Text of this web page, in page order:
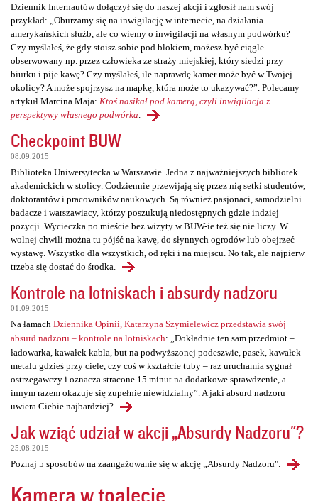
Dziennik Internautów dołączył się do naszej akcji i zgłosił nam swój
przykład: „Oburzamy się na inwigilację w internecie, na działania
amerykańskich służb, ale co wiemy o inwigilacji na własnym podwórku?
Czy myślałeś, że gdy stoisz sobie pod blokiem, możesz być ciągle
obserwowany np. przez człowieka ze straży miejskiej, który siedzi przy
biurku i pije kawę? Czy myślałeś, ile naprawdę kamer może być w Twojej
okolicy? A może spojrzysz na mapkę, która może to ukazywać?”. Polecamy
artykuł Marcina Maja: Ktoś nasikał pod kamerą, czyli inwigilacja z
perspektywy własnego podwórka
Checkpoint BUW
08.09.2015
Biblioteka Uniwersytecka w Warszawie. Jedna z najważniejszych bibliotek
akademickich w stolicy. Codziennie przewijają się przez nią setki studentów,
doktorantów i pracowników naukowych. Są również pasjonaci, samodzielni
badacze i warszawiacy, którzy poszukują niedostępnych gdzie indziej
pozycji. Wycieczka po mieście bez wizyty w BUW-ie też się nie liczy. W
wolnej chwili można tu pójść na kawę, do słynnych ogrodów lub obejrzeć
wystawę. Wszystko dla wszystkich, od ręki i na miejscu. No tak, ale najpierw
trzeba się dostać do środka.
Kontrole na lotniskach i absurdy nadzoru
01.09.2015
Na łamach Dziennika Opinii, Katarzyna Szymielewicz przedstawia swój
absurd nadzoru – kontrole na lotniskach: „Dokładnie ten sam przedmiot –
ładowarka, kawałek kabla, but na podwyższonej podeszwie, pasek, kawałek
metalu gdzieś przy ciele, czy coś w kształcie tuby – raz uruchamia sygnał
ostrzegawczy i oznacza stracone 15 minut na dodatkowe sprawdzenie, a
innym razem okazuje się zupełnie niewidzialny”. A jaki absurd nadzoru
uwiera Ciebie najbardziej?
Jak wziąć udział w akcji „Absurdy Nadzoru"?
25.08.2015
Poznaj 5 sposobów na zaangażowanie się w akcję „Absurdy Nadzoru".
Kamera w toalecie